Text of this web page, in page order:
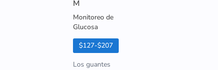
M
Monitoreo de
Glucosa
$127-$207
Los guantes